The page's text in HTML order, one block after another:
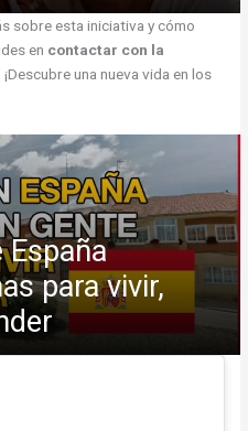
sobre esta iniciativa y cómo
en contactar con la
¡Descubre una nueva vida en los
España
para vivir,